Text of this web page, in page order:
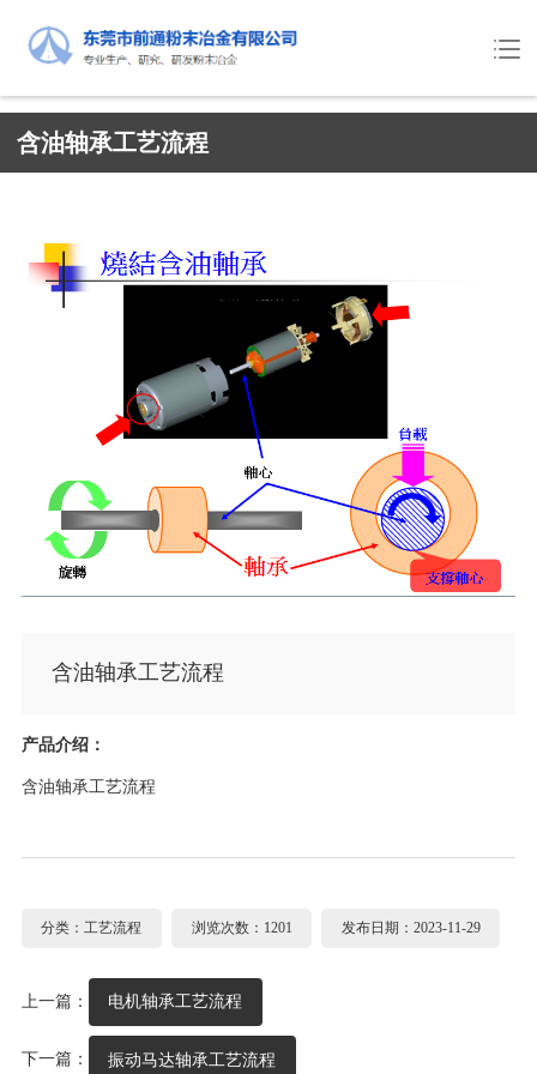
含油轴承工艺流程
含油轴承工艺流程
产品介绍：
含油轴承工艺流程
分类：工艺流程 浏览次数：1201 发布日期：2023-11-29
上一篇： 电机轴承工艺流程
下一篇： 振动马达轴承工艺流程